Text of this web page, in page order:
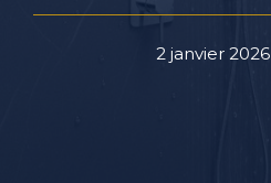
2 janvier 2026